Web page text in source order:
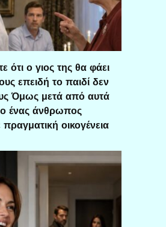
ότι ο γιος της θα φάει
επειδή το παιδί δεν
Όμως μετά από αυτά
ένας άνθρωπος
οικογένεια